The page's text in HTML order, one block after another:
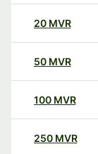
20 MVR
50 MVR
100 MVR
250 MVR